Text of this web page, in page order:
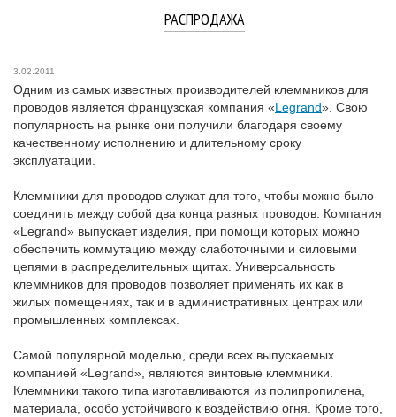
РАСПРОДАЖА
3.02.2011
Одним из самых известных производителей клеммников для
проводов является французская компания «Legrand». Свою
популярность на рынке они получили благодаря своему
качественному исполнению и длительному сроку
эксплуатации.
Клеммники для проводов служат для того, чтобы можно было
соединить между собой два конца разных проводов. Компания
«Legrand» выпускает изделия, при помощи которых можно
обеспечить коммутацию между слаботочными и силовыми
цепями в распределительных щитах. Универсальность
клеммников для проводов позволяет применять их как в
жилых помещениях, так и в административных центрах или
промышленных комплексах.
Самой популярной моделью, среди всех выпускаемых
компанией «Legrand», являются винтовые клеммники.
Клеммники такого типа изготавливаются из полипропилена,
материала, особо устойчивого к воздействию огня. Кроме того,